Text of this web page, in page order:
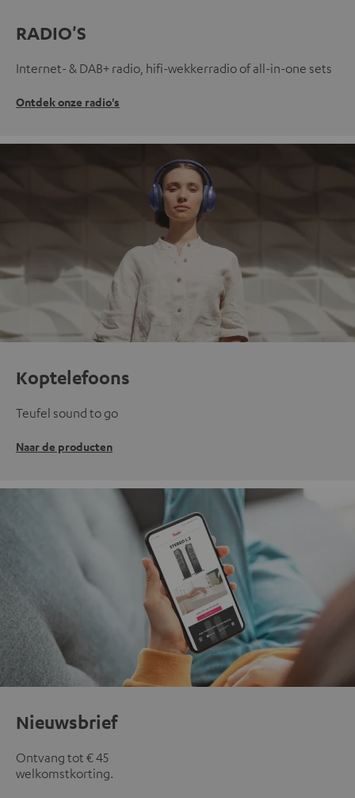
RADIO'S
Internet- & DAB+ radio, hifi-wekkerradio of all-in-one sets
Ontdek onze radio's
Koptelefoons
Teufel sound to go
Naar de producten
Nieuwsbrief
Ontvang tot € 45
welkomstkorting.